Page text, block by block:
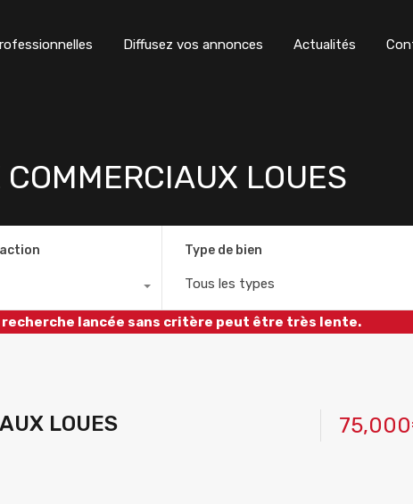
Diffusez vos annonces Actualités
LOUES
Type de bien
Tous les types
lancée sans critère peut être très lente.
LOUES